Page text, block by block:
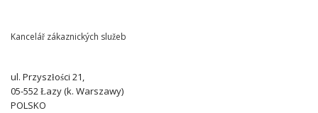
Kancelář zákaznických služeb
ul. Przyszłości 21,
05-552 Łazy (k. Warszawy)
POLSKO